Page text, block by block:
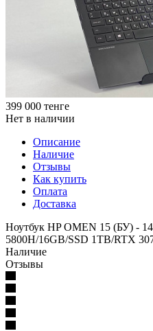
399 000 тенге
Нет в наличии
Описание
Наличие
Отзывы
Как купить
Оплата
Доставка
Ноутбук HP OMEN 15 (БУ) -
5800H/16GB/SSD 1TB/RTX
Наличие
Отзывы